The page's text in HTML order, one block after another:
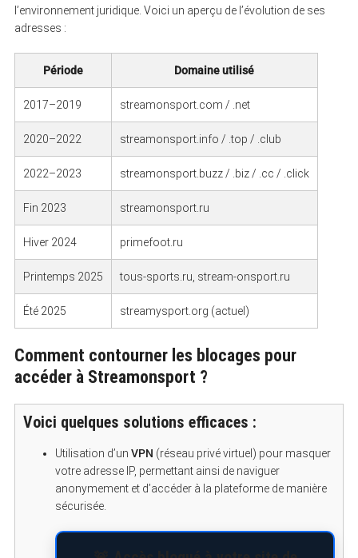
l’environnement juridique. Voici un aperçu de l’évolution de ses
adresses :
Période Domaine utilisé
2017–2019 streamonsport.com / .net
2020–2022 streamonsport.info / .top / .club
2022–2023 streamonsport.buzz / .biz / .cc / .click
Fin 2023 streamonsport.ru
Hiver 2024 primefoot.ru
Printemps 2025 tous-sports.ru, stream-onsport.ru
Été 2025 streamysport.org (actuel)
Comment contourner les blocages pour
accéder à Streamonsport ?
Voici quelques solutions efficaces :
Utilisation d’un VPN (réseau privé virtuel) pour masquer
votre adresse IP, permettant ainsi de naviguer
anonymement et d’accéder à la plateforme de manière
sécurisée.